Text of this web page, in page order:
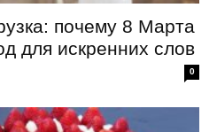
почему 8 Марта
для искренних слов
0